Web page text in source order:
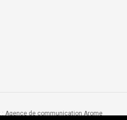
: Agence de communication Arome